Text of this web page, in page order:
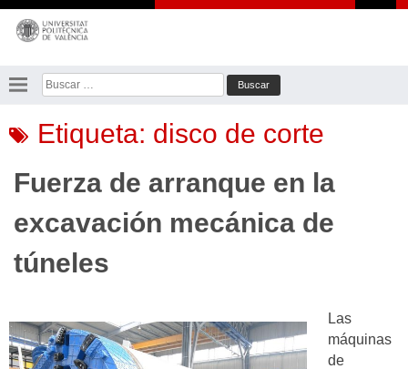
Saltar
contenido
Buscar:
Etiqueta: disco de corte
Fuerza de arranque en la
excavación mecánica de
túneles
Las
máquinas
de